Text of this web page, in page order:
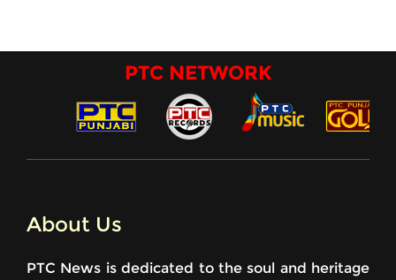
PTC NETWORK
About Us
PTC News is dedicated to the soul and heritage